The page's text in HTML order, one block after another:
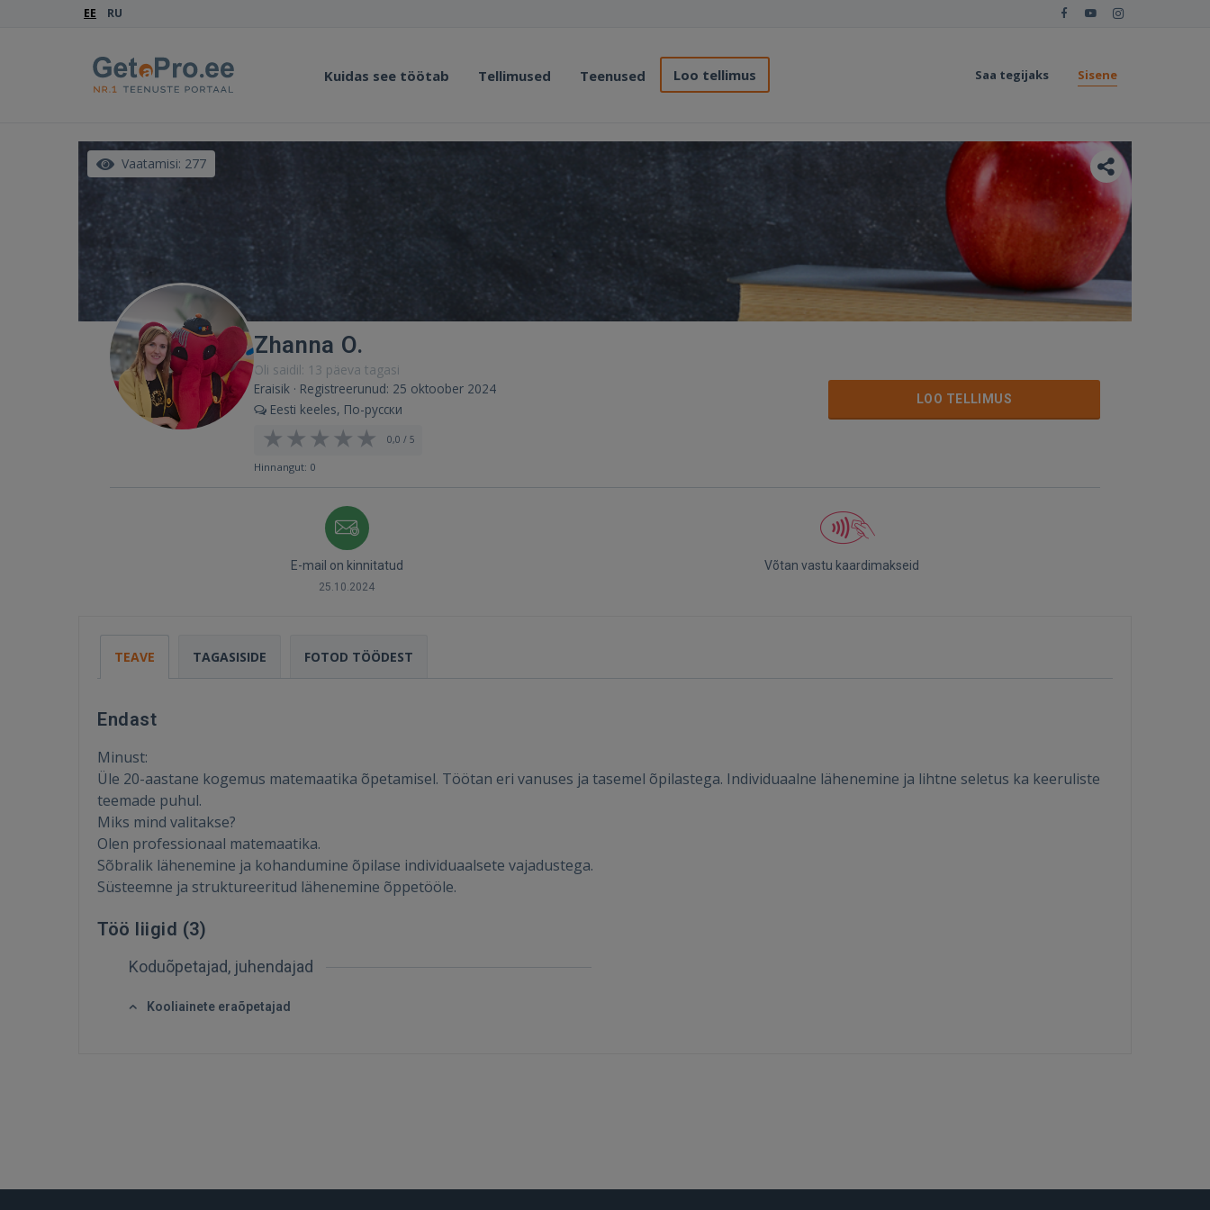
EE RU
Kuidas see töötab Tellimused Teenused Loo tellimus Saa tegijaks Sisene
SISENE
Vaatamisi: 277
Zhanna O.
Oli saidil: 13 päeva tagasi
Eraisik · Registreerunud: 25 oktoober 2024
Eesti keeles, По-русски
0,0 / 5
Hinnangut: 0
LOO TELLIMUS
E-mail on kinnitatud
25.10.2024
Võtan vastu kaardimakseid
TEAVE TAGASISIDE FOTOD TÖÖDEST
Endast
Minust:
Üle 20-aastane kogemus matemaatika õpetamisel. Töötan eri vanuses ja tasemel õpilastega. Individuaalne lähenemine ja lihtne seletus ka keeruliste
teemade puhul.
Miks mind valitakse?
Olen professionaal matemaatika.
Sõbralik lähenemine ja kohandumine õpilase individuaalsete vajadustega.
Süsteemne ja struktureeritud lähenemine õppetööle.
Töö liigid (3)
Koduõpetajad, juhendajad
Kooliainete eraõpetajad